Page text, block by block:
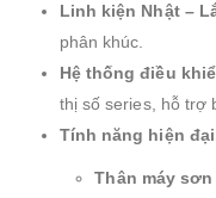
Linh kiện Nhật –
phân khúc.
Hệ thống điều
thị số series, hỗ trợ
Tính năng hiện
Thân máy